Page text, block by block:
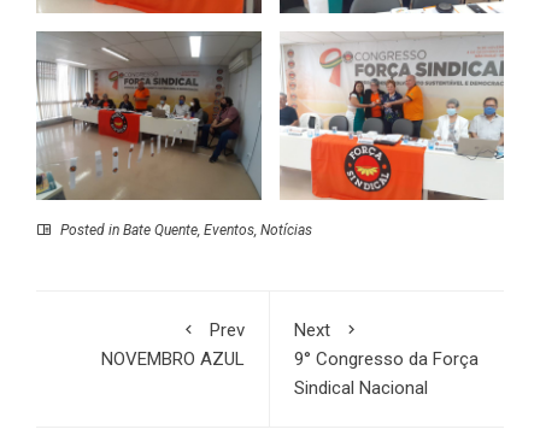
Posted in Bate Quente, Eventos, Notícias
Prev
NOVEMBRO AZUL
Next
9° Congresso da Força
Sindical Nacional